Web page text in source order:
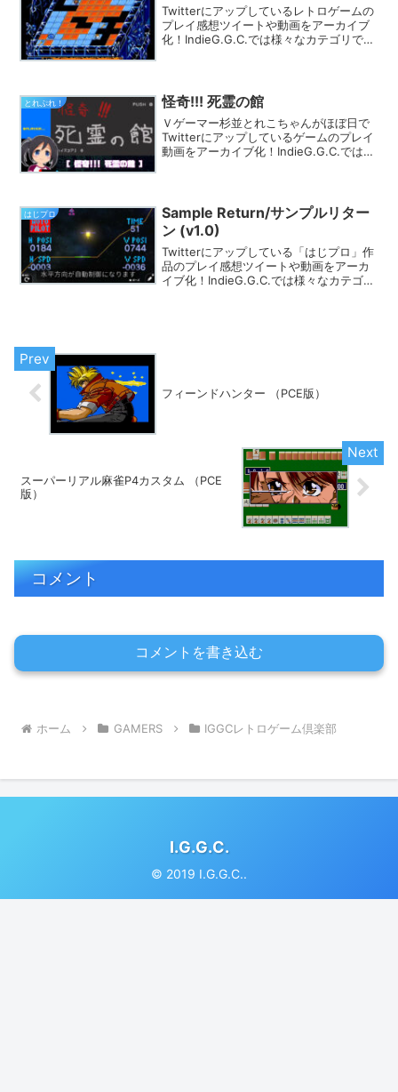
Twitterにアップしているレトロゲームの
プレイ感想ツイートや動画をアーカイブ
化！IndieG.G.C.では様々なカテゴリでプ
とれぷれ！ 怪奇!!! 死霊の館
Ｖゲーマー杉並とれこちゃんがほぼ日で
Twitterにアップしているゲームのプレイ
動画をアーカイブ化！IndieG.G.C.では
はじプロ
Sample Return/サンプルリター
ン (v1.0)
Twitterにアップしている「はじプロ」作
品のプレイ感想ツイートや動画をアーカ
イブ化！IndieG.G.C.では様々なカテゴリ
フィーンドハンター （PCE版）
スーパーリアル麻雀P4カスタム （PCE
版）
コメント
コメントを書き込む
ホーム GAMERS IGGCレトロゲーム倶楽部
I.G.G.C.
© 2019 I.G.G.C..